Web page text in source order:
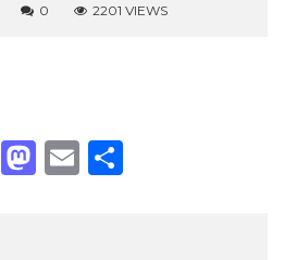
0 2201 VIEWS
Facebook
Mastodon
Email